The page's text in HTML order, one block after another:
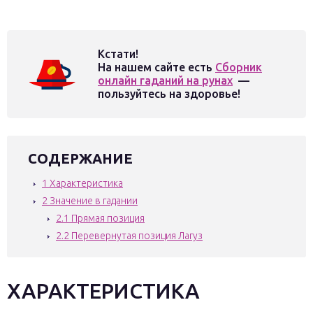
Кстати!
На нашем сайте есть Сборник
онлайн гаданий на рунах —
пользуйтесь на здоровье!
СОДЕРЖАНИЕ
1 Характеристика
2 Значение в гадании
2.1 Прямая позиция
2.2 Перевернутая позиция Лагуз
ХАРАКТЕРИСТИКА